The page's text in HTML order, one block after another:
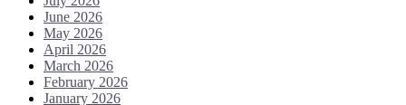
June 2026
May 2026
April 2026
March 2026
February 2026
January 2026